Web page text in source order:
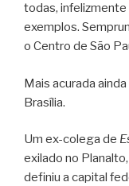
todas,
exemplos.
o Centro de São
Mais acurada
Brasília.
Um ex-colega de
exilado no
definiu a capital